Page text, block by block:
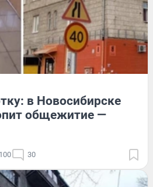
в Новосибирске
общежитие —
30